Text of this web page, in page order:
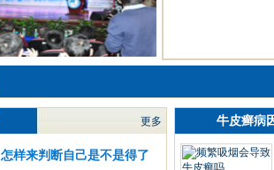
更多
怎样来判断自己是不是得了
牛皮癣病